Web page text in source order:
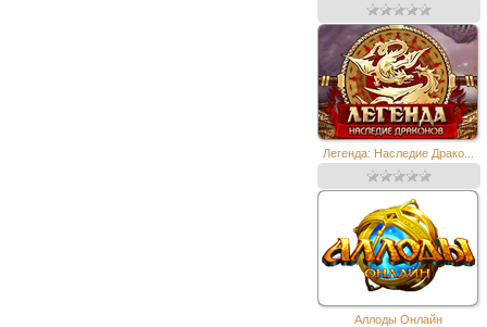
Легенда: Наследие Драко...
Аллоды Онлайн